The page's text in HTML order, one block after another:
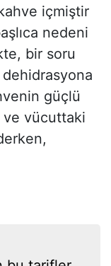
içmiştir
nedeni
bir soru
güçlü
vücuttaki